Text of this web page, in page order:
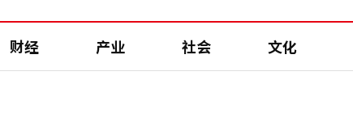
财经 产业 社会 文化